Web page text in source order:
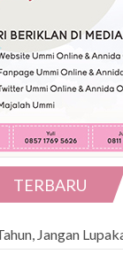
TERBARU
Jangan